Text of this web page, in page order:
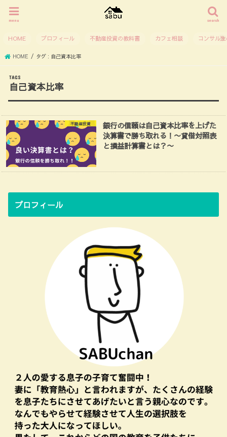
search
menu
HOME プロフィール 不動産投資の教科書 カフェ相談 コンサル
HOME タグ : 自己資本比率
自己資本比率
不動産投資
銀行の信頼は自己資本比率を上げた
決算書で勝ち取れる！〜貸借対照表
と損益計算書とは？〜
プロフィール